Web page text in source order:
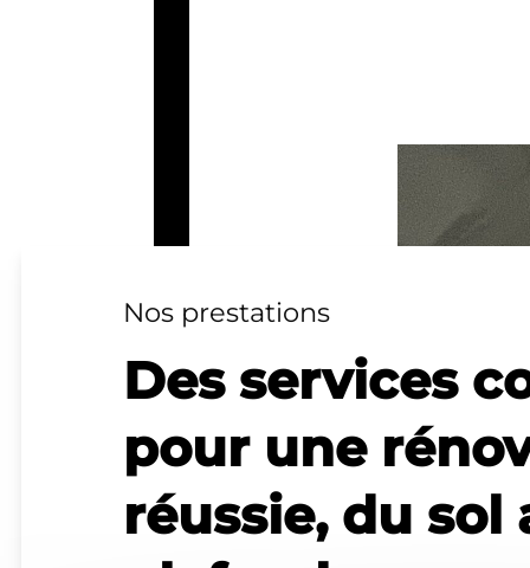
Nos prestations
Des services
pour une
réussie, du sol